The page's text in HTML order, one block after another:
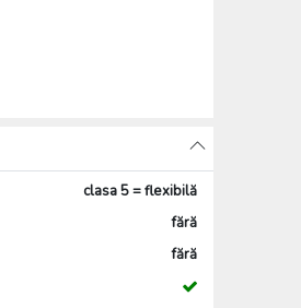
clasa 5 = flexibilă
fără
fără